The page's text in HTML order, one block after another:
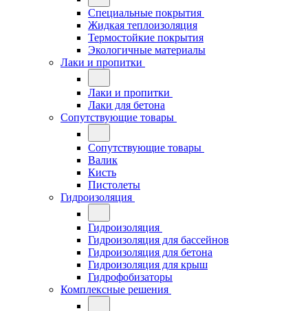
Специальные покрытия
Жидкая теплоизоляция
Термостойкие покрытия
Экологичные материалы
Лаки и пропитки
Лаки и пропитки
Лаки для бетона
Сопутствующие товары
Сопутствующие товары
Валик
Кисть
Пистолеты
Гидроизоляция
Гидроизоляция
Гидроизоляция для бассейнов
Гидроизоляция для бетона
Гидроизоляция для крыш
Гидрофобизаторы
Комплексные решения